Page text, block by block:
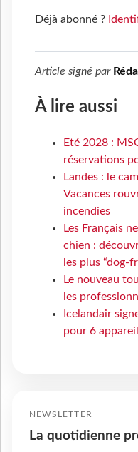
Déjà abonné ?
Article signé par
À lire aussi
Eté 2028 :
réservations
Landes : le
Vacances
incendies
Les Français
chien :
les plus “dog-
Le nouveau
les
Icelandair
pour 6
NEWSLETTER
La quotidienne